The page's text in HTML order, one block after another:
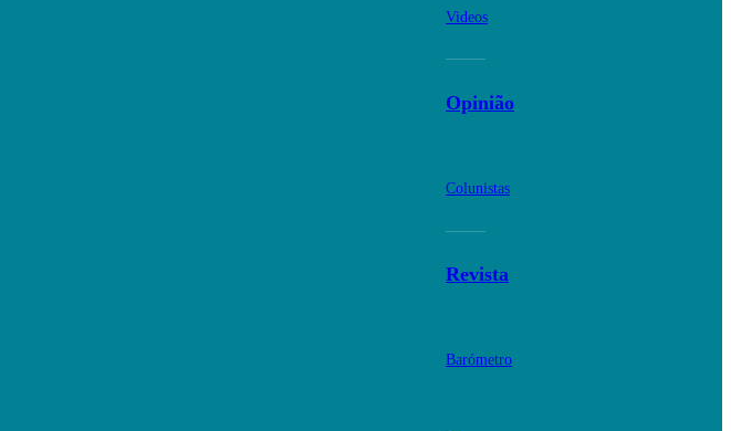
Videos
Opinião
Colunistas
Revista
Barómetro